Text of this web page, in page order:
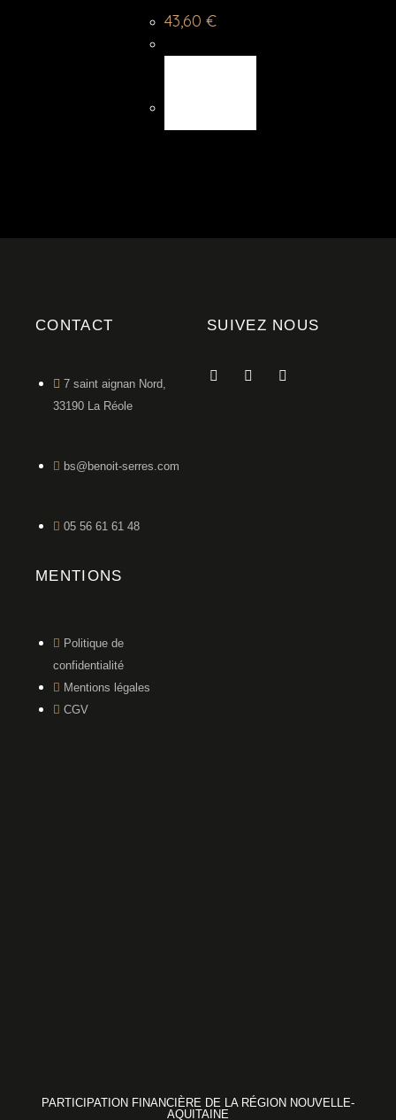
43,60 €
CONTACT
7 saint aignan Nord,
33190 La Réole
bs@benoit-serres.com
05 56 61 61 48
SUIVEZ NOUS
MENTIONS
Politique de
confidentialité
Mentions légales
CGV
PARTICIPATION FINANCIÈRE DE LA RÉGION NOUVELLE-
AQUITAINE